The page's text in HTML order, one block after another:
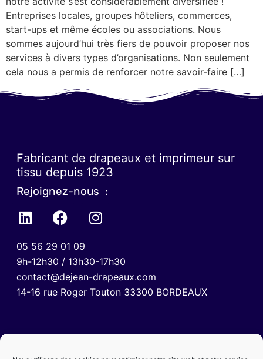
Entreprises locales, groupes hôteliers, commerces,
start-ups et même écoles ou associations. Nous
sommes aujourd’hui très fiers de pouvoir proposer nos
services à divers types d’organisations. Non seulement
cela nous a permis de renforcer notre savoir-faire […]
Fabricant de drapeaux et imprimeur sur
tissu depuis 1923
Rejoignez-nous :
05 56 29 01 09
9h-12h30 / 13h30-17h30
contact@dejean-drapeaux.com
14-16 rue Roger Touton 33300 BORDEAUX